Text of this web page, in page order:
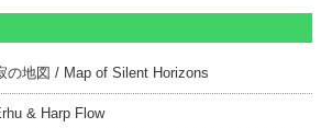
の地図 / Map of Silent Horizons
& Harp Flow